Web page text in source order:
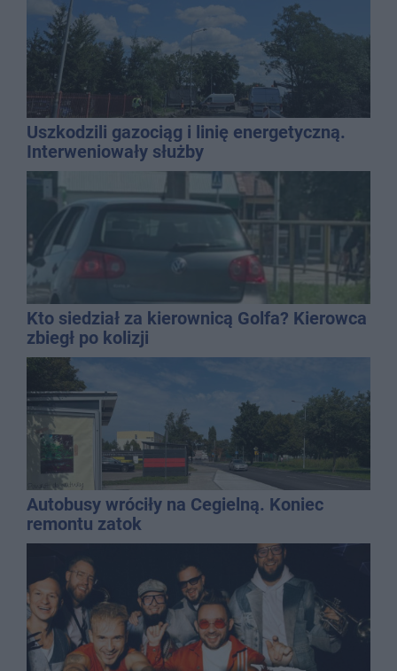
Uszkodzili gazociąg i linię energetyczną.
Interweniowały służby
Kto siedział za kierownicą Golfa? Kierowca
zbiegł po kolizji
Autobusy wróciły na Cegielną. Koniec
remontu zatok